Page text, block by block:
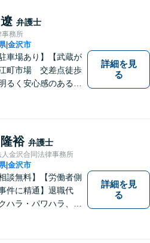
弁護士
事務所
|金沢市
車場あり】【武蔵が
町市場 交差点徒歩
るく安心感のある事
詳細を見
る
裕 弁護士
人金沢合同法律事務所
|金沢市
談無料】【労働者側
件に精通】退職代
ハラ・パワハラ、労
詳細を見
る